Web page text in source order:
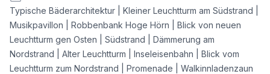
Typische Bäderarchitektur | Kleiner Leuchtturm am Südstrand |
Musikpavillon | Robbenbank Hoge Hörn | Blick von neuen
Leuchtturm gen Osten | Südstrand | Dämmerung am
Nordstrand | Alter Leuchtturm | Inseleisenbahn | Blick vom
Leuchtturm zum Nordstrand | Promenade | Walkinnladenzaun